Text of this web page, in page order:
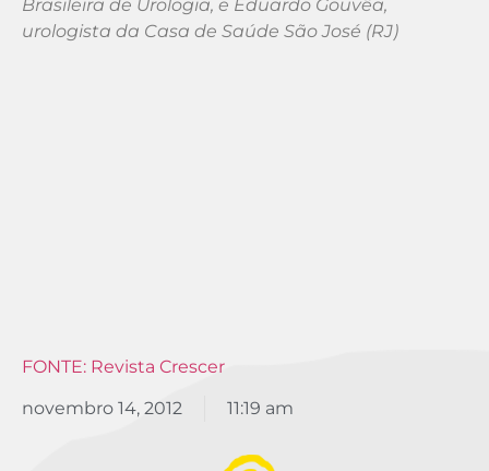
Brasileira de Urologia, e Eduardo Gouvêa,
urologista da Casa de Saúde São José (RJ)
FONTE: Revista Crescer
novembro 14, 2012 11:19 am